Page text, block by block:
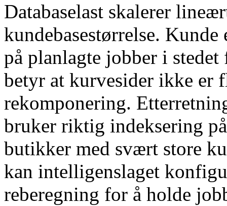
Databaselast skalerer
kundebasestørrelse.
på planlagte jobber i
betyr at kurvesider ikke er
rekomponering.
bruker riktig indeksering
butikker med svært store
kan intelligenslaget
reberegning for å holde